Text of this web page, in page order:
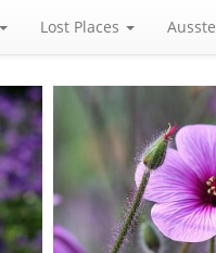
Lost Places